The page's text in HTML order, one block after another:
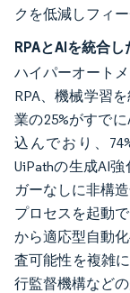
クを低減しフィ
RPAとAIを統合
ハイパーオート
RPA、機械学習
業の25%がすで
込んでおり、
UiPathの生成AI
ガーなしに非構
プロセスを起動
から適応型自動
査可能性を複雑
行監督機構など